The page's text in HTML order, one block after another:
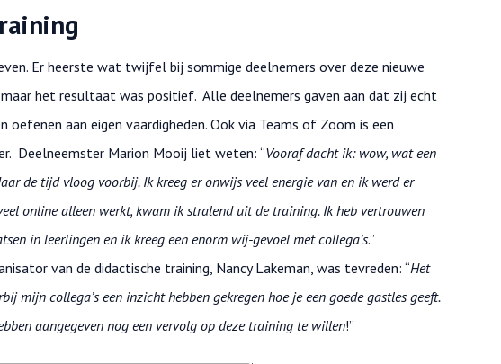
Er heerste wat twijfel bij sommige deelnemers over deze nieuwe
het resultaat was positief. Alle deelnemers gaven aan dat zij echt
oefenen aan eigen vaardigheden. Ook via Teams of Zoom is een
Deelneemster Marion Mooij liet weten: “Vooraf dacht ik: wow, wat een
de tijd vloog voorbij. Ik kreeg er onwijs veel energie van en ik werd er
online alleen werkt, kwam ik stralend uit de training. Ik heb vertrouwen
in leerlingen en ik kreeg een enorm wij-gevoel met collega’s.”
van de didactische training, Nancy Lakeman, was tevreden: “Het
mijn collega’s een inzicht hebben gekregen hoe je een goede gastles geeft.
aangegeven nog een vervolg op deze training te willen!”